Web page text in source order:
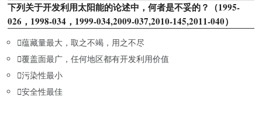
下列关于开发利用太阳能的论述中，何者是不妥的？（1995-
026，1998-034，1999-034,2009-037,2010-145,2011-040）
蕴藏量最大，取之不竭，用之不尽
覆盖面最广，任何地区都有开发利用价值
污染性最小
安全性最佳